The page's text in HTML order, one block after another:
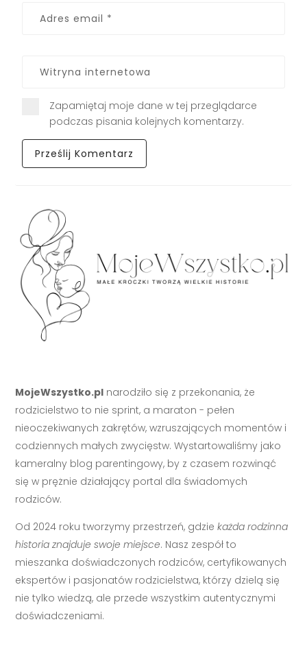
Zapamiętaj moje dane w tej przeglądarce
podczas pisania kolejnych komentarzy.
MojeWszystko.pl narodziło się z przekonania, że
rodzicielstwo to nie sprint, a maraton - pełen
nieoczekiwanych zakrętów, wzruszających momentów i
codziennych małych zwycięstw. Wystartowaliśmy jako
kameralny blog parentingowy, by z czasem rozwinąć
się w prężnie działający portal dla świadomych
rodziców.
Od 2024 roku tworzymy przestrzeń, gdziekażda rodzinna
historia znajduje swoje miejsce. Nasz zespół to
mieszanka doświadczonych rodziców, certyfikowanych
ekspertów i pasjonatów rodzicielstwa, którzy dzielą się
nie tylko wiedzą, ale przede wszystkim autentycznymi
doświadczeniami.